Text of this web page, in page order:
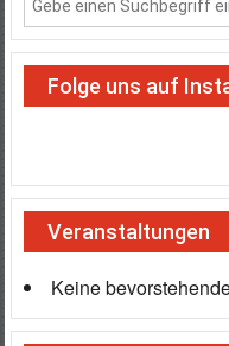
Folge uns auf
Veranstaltungen
Keine